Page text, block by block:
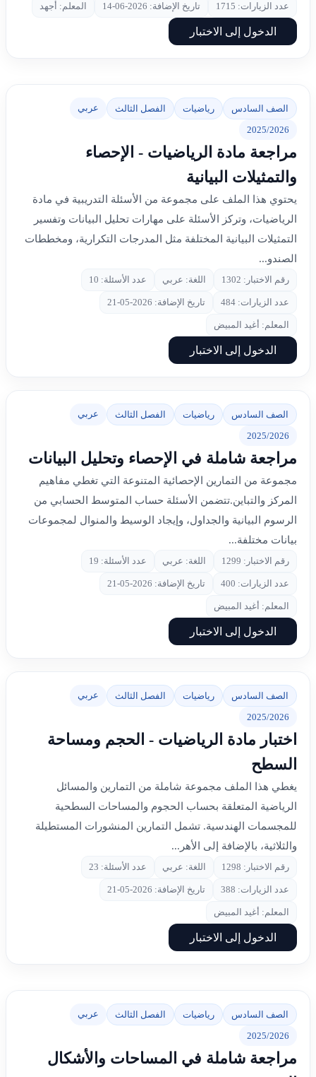
عدد الزيارات: 1715 تاريخ الإضافة: 2026-06-14 المعلم: أجهد
الدخول إلى الاختبار
الصف السادس رياضيات الفصل الثالث عربي
2025/2026
مراجعة مادة الرياضيات - الإحصاء
والتمثيلات البيانية
يحتوي هذا الملف على مجموعة من الأسئلة التدريبية في مادة
الرياضيات، وتركز الأسئلة على مهارات تحليل البيانات وتفسير
التمثيلات البيانية المختلفة مثل المدرجات التكرارية، ومخططات
الصندو...
رقم الاختبار: 1302 اللغة: عربي عدد الأسئلة: 10
عدد الزيارات: 484 تاريخ الإضافة: 2026-05-21
المعلم: أغيد المبيض
الدخول إلى الاختبار
الصف السادس رياضيات الفصل الثالث عربي
2025/2026
مراجعة شاملة في الإحصاء وتحليل البيانات
مجموعة من التمارين الإحصائية المتنوعة التي تغطي مفاهيم
المركز والتباين.تتضمن الأسئلة حساب المتوسط الحسابي من
الرسوم البيانية والجداول، وإيجاد الوسيط والمنوال لمجموعات
بيانات مختلفة...
رقم الاختبار: 1299 اللغة: عربي عدد الأسئلة: 19
عدد الزيارات: 400 تاريخ الإضافة: 2026-05-21
المعلم: أغيد المبيض
الدخول إلى الاختبار
الصف السادس رياضيات الفصل الثالث عربي
2025/2026
اختبار مادة الرياضيات - الحجم ومساحة
السطح
يغطي هذا الملف مجموعة شاملة من التمارين والمسائل
الرياضية المتعلقة بحساب الحجوم والمساحات السطحية
للمجسمات الهندسية. تشمل التمارين المنشورات المستطيلة
والثلاثية، بالإضافة إلى الأهر...
رقم الاختبار: 1298 اللغة: عربي عدد الأسئلة: 23
عدد الزيارات: 388 تاريخ الإضافة: 2026-05-21
المعلم: أغيد المبيض
الدخول إلى الاختبار
الصف السادس رياضيات الفصل الثالث عربي
2025/2026
مراجعة شاملة في المساحات والأشكال